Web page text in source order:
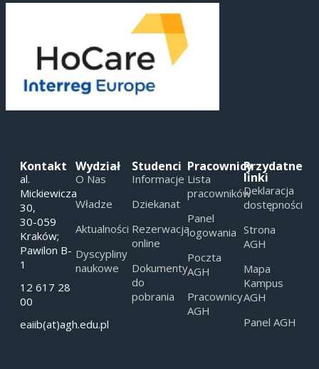
Kontakt
al.
Mickiewicza
30,
30-059
Kraków;
Pawilon B-
1
12 617 28
00
eaiib(at)agh.edu.pl
Wydział
O Nas
Władze
Aktualności
Dyscypliny
naukowe
Studenci
Informacje
Dziekanat
Rezerwacja
online
Dokumenty
do
pobrania
Pracownicy
Lista
pracowników
Panel
logowania
Poczta
AGH
Pracownicy
AGH
Przydatne
linki
Deklaracja
dostępności
Strona
AGH
Mapa
Kampus
AGH
Panel AGH